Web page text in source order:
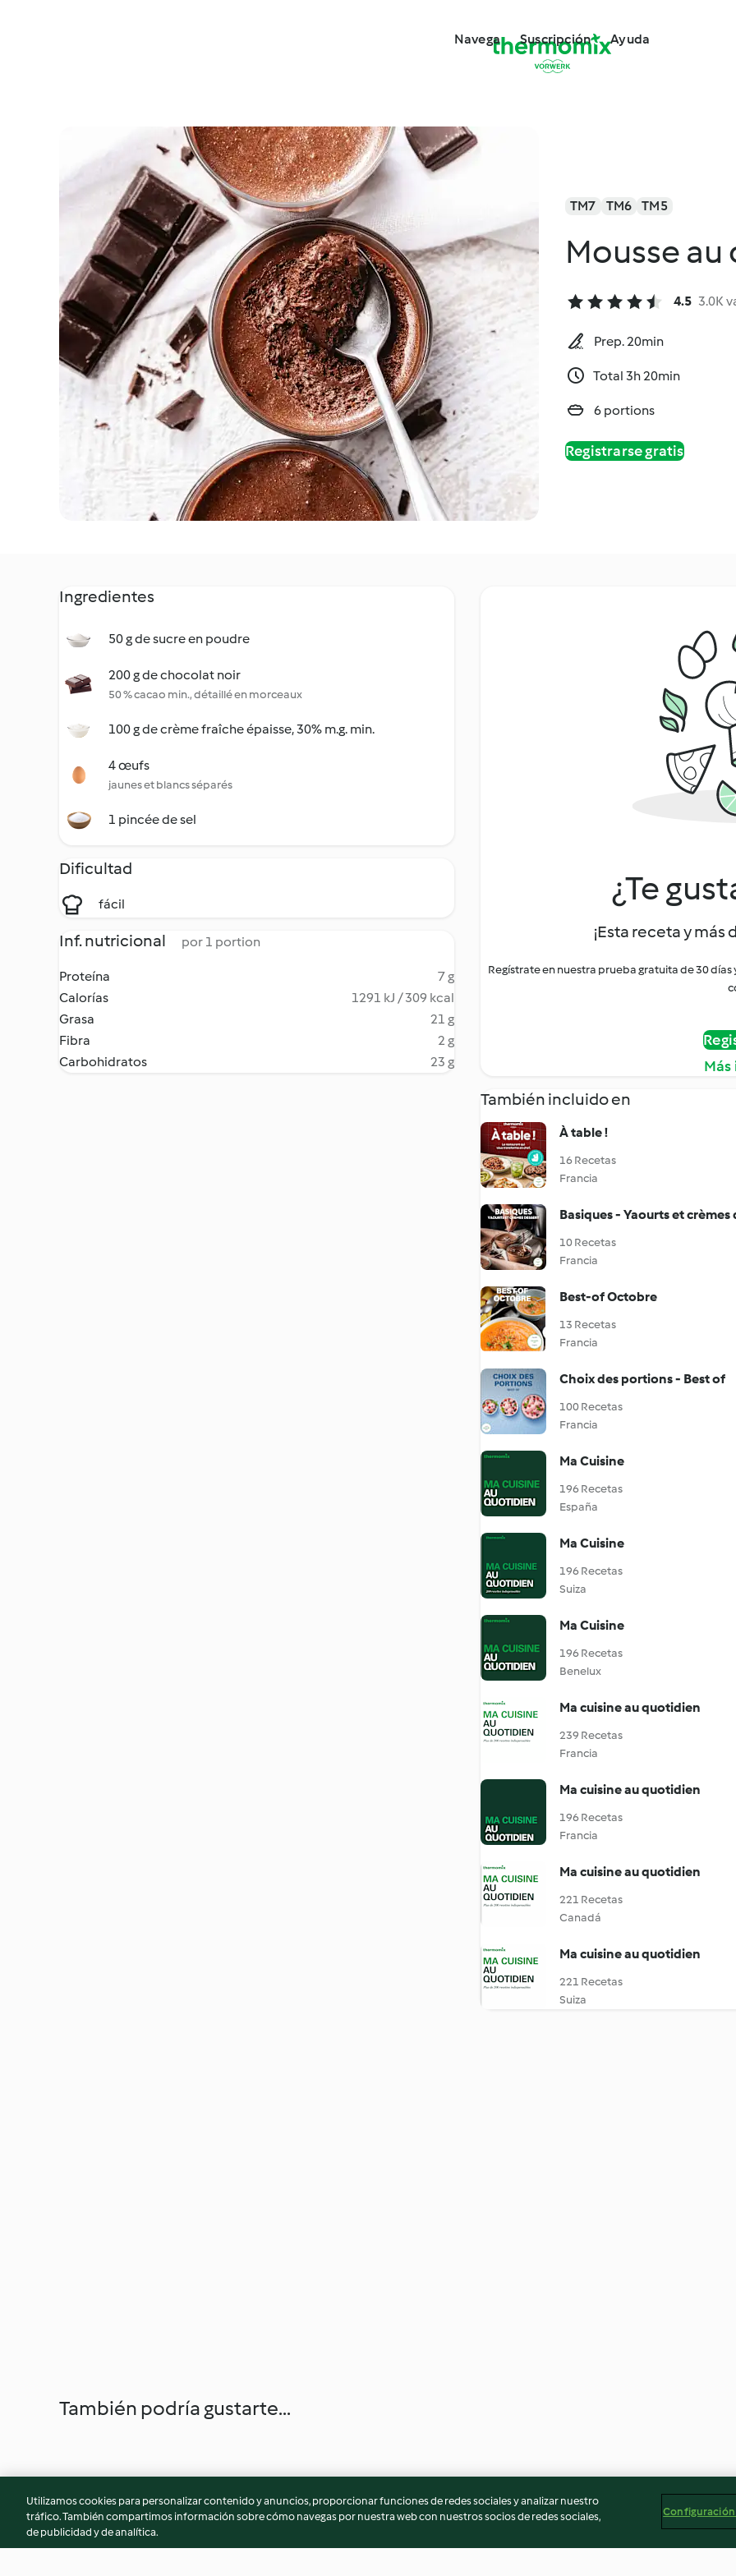
Navega Suscripción Ayuda
TM7 TM6 TM5
Mousse
4.5 3.0K
Prep. 20min
Total 3h 20min
6 portions
Registrarse gratis
Ingredientes
50 g de sucre en poudre
200 g de chocolat noir
50 % cacao min., détaillé en morceaux
100 g de crème fraîche épaisse, 30% m.g. min.
4 œufs
jaunes et blancs séparés
1 pincée de sel
Dificultad
fácil
Inf. nutricional por 1 portion
Proteína
7 g
Calorías
1291 kJ / 309 kcal
Grasa
21 g
Fibra
2 g
Carbohidratos
23 g
¿Te
¡Esta receta y más
Regístrate en nuestra prueba gratuita de 30
También incluido en
À table !
16 Recetas
Francia
Basiques - Yaourts et crèmes
10 Recetas
Francia
Best-of Octobre
13 Recetas
Francia
Choix des portions - Best of
100 Recetas
Francia
Ma Cuisine
196 Recetas
España
Ma Cuisine
196 Recetas
Suiza
Ma Cuisine
196 Recetas
Benelux
Ma cuisine au quotidien
239 Recetas
Francia
Ma cuisine au quotidien
196 Recetas
Francia
Ma cuisine au quotidien
221 Recetas
Canadá
Ma cuisine au quotidien
221 Recetas
Suiza
También podría gustarte...
Utilizamos cookies para personalizar contenido y anuncios, proporcionar funciones de redes sociales y analizar nuestro
tráfico. También compartimos información sobre cómo navegas por nuestra web con nuestros socios de redes sociales,
de publicidad y de analítica.
Configuración